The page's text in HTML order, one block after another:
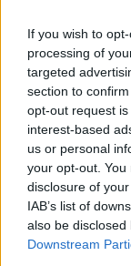
If you wish to
processing of
targeted
section to
opt-out request
interest-based
us or personal
your opt-out.
disclosure of
IAB’s list of
also be
Downstream